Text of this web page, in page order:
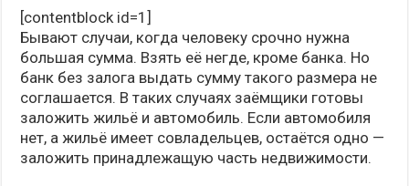
[contentblock id=1]
Бывают случаи, когда человеку срочно нужна
большая сумма. Взять её негде, кроме банка. Но
банк без залога выдать сумму такого размера не
соглашается. В таких случаях заёмщики готовы
заложить жильё и автомобиль. Если автомобиля
нет, а жильё имеет совладельцев, остаётся одно —
заложить принадлежащую часть недвижимости.